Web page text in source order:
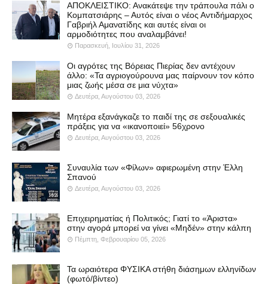
ΑΠΟΚΛΕΙΣΤΙΚΟ: Ανακάτεψε την τράπουλα πάλι ο
Κομπατσιάρης – Αυτός είναι ο νέος Αντιδήμαρχος
Γαβριήλ Αμανατίδης και αυτές είναι οι
αρμοδιότητες που αναλαμβάνει!
Παρασκευή, Ιουλίου 31, 2026
Οι αγρότες της Βόρειας Πιερίας δεν αντέχουν
άλλο: «Τα αγριογούρουνα μας παίρνουν τον κόπο
μιας ζωής μέσα σε μια νύχτα»
Δευτέρα, Αυγούστου 03, 2026
Μητέρα εξανάγκαζε το παιδί της σε σεξουαλικές
πράξεις για να «ικανοποιεί» 56χρονο
Δευτέρα, Αυγούστου 03, 2026
Συναυλία των «Φίλων» αφιερωμένη στην Έλλη
Σπανού
Δευτέρα, Αυγούστου 03, 2026
Επιχειρηματίας ή Πολιτικός; Γιατί το «Άριστα»
στην αγορά μπορεί να γίνει «Μηδέν» στην κάλπη
Πέμπτη, Φεβρουαρίου 05, 2026
Τα ωραιότερα ΦΥΣΙΚΑ στήθη διάσημων ελληνίδων
(φωτό/βίντεο)